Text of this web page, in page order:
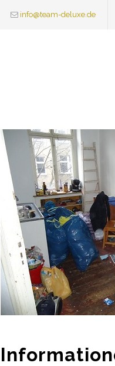
info@team-deluxe.de